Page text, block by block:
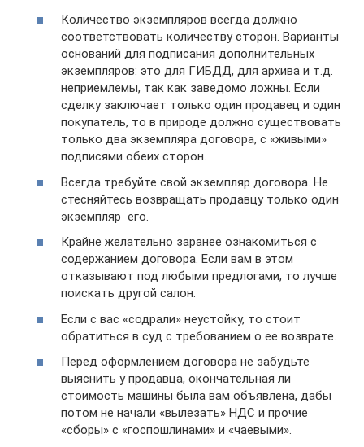
Количество экземпляров всегда должно
соответствовать количеству сторон. Варианты
оснований для подписания дополнительных
экземпляров: это для ГИБДД, для архива и т.д. 
неприемлемы, так как заведомо ложны. Если
сделку заключает только один продавец и один
покупатель, то в природе должно существовать
только два экземпляра договора, с «живыми»
подписями обеих сторон.
Всегда требуйте свой экземпляр договора. Не
стесняйтесь возвращать продавцу только один
экземпляр  его.
Крайне желательно заранее ознакомиться с
содержанием договора. Если вам в этом
отказывают под любыми предлогами, то лучше
поискать другой салон.
Если с вас «содрали» неустойку, то стоит
обратиться в суд с требованием о ее возврате.
Перед оформлением договора не забудьте
выяснить у продавца, окончательная ли
стоимость машины была вам объявлена, дабы
потом не начали «вылезать» НДС и прочие
«сборы» с «госпошлинами» и «чаевыми».